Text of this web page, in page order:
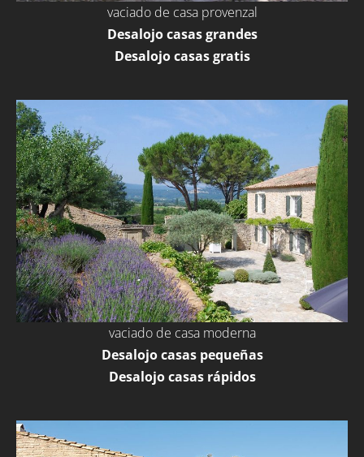
vaciado de casa provenzal
Desalojo casas grandes
Desalojo casas gratis
vaciado de casa moderna
Desalojo casas pequeñas
Desalojo casas rápidos